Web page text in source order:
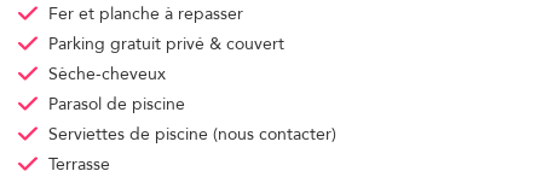
Fer et planche à repasser
Parking gratuit privé & couvert
Sèche-cheveux
Parasol de piscine
Serviettes de piscine (nous contacter)
Terrasse